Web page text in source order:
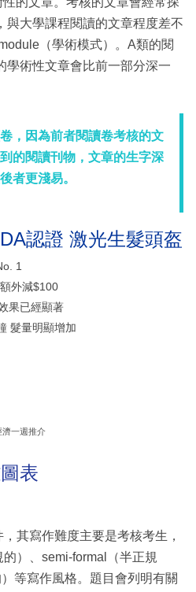
與大學課程閱讀的文章程度差不
（學術模式）。A類的閱
學術性文章會比前一部分深一
，因為前者閱讀卷考核的文
的閱讀刊物，文章的生字深
者更淺易。
認證 激光生髮頭盔
1
外減$100
果已經顯著
髮量明顯增加
濟一週推介
表
其寫作難度主要是考核考生，
）、semi-formal（半正規
等寫作風格。題目會列明有關